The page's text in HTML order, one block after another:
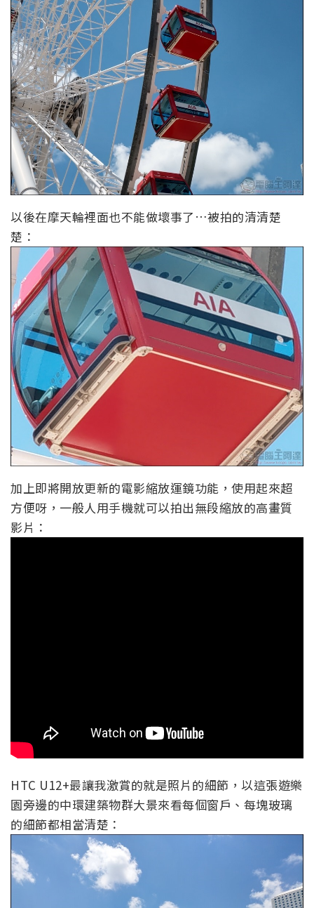
以後在摩天輪裡面也不能做壞事了…被拍的清清楚
楚：
加上即將開放更新的電影縮放運鏡功能，使用起來超
方便呀，一般人用手機就可以拍出無段縮放的高畫質
影片：
HTC U12+最讓我激賞的就是照片的細節，以這張遊樂
園旁邊的中環建築物群大景來看每個窗戶、每塊玻璃
的細節都相當清楚：